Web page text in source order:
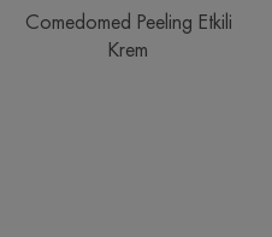
Comedomed Peeling Etkili
Krem